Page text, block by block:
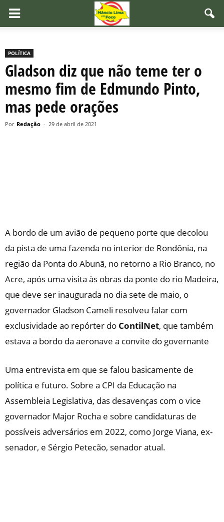
POLÍTICA
Gladson diz que não teme ter o
mesmo fim de Edmundo Pinto,
mas pede orações
Por Redação - 29 de abril de 2021
A bordo de um avião de pequeno porte que decolou
da pista de uma fazenda no interior de Rondônia, na
região da Ponta do Abunã, no retorno a Rio Branco, no
Acre, após uma visita às obras da ponte do rio Madeira,
que deve ser inaugurada no dia sete de maio, o
governador Gladson Cameli resolveu falar com
exclusividade ao repórter do ContilNet, que também
estava a bordo da aeronave a convite do governante
Uma entrevista em que se falou basicamente de
política e futuro. Sobre a CPI da Educação na
Assembleia Legislativa, das desavenças com o vice
governador Major Rocha e sobre candidaturas de
possíveis adversários em 2022, como Jorge Viana, ex-
senador, e Sérgio Petecão, senador atual.